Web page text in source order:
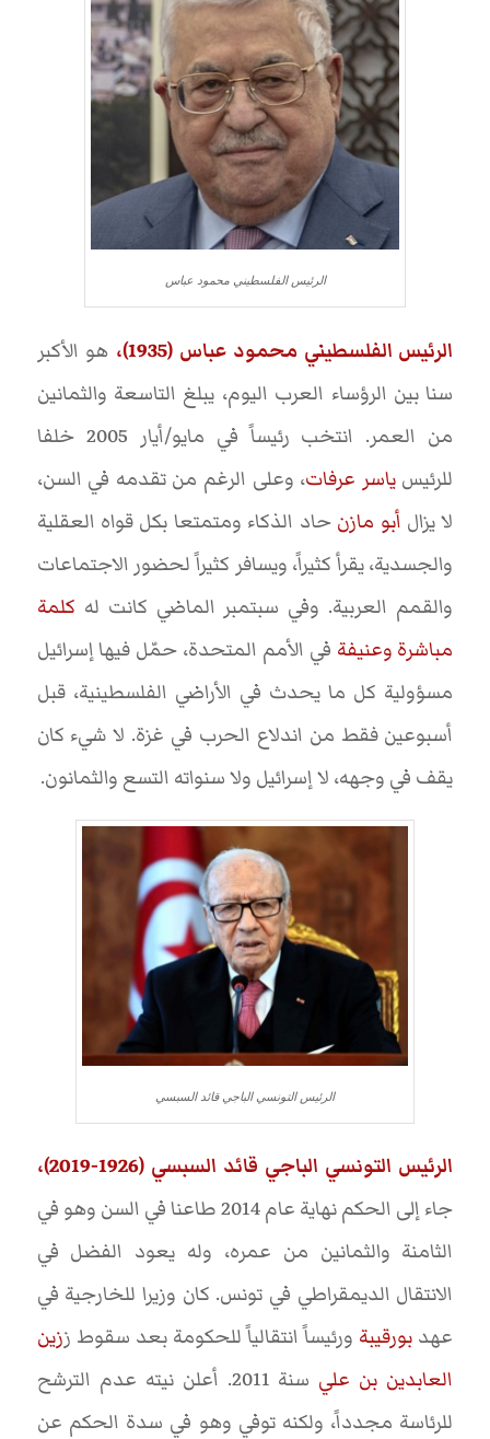
الرئيس الفلسطيني محمود عباس
الرئيس الفلسطيني محمود عباس (1935)،
هو الأكبر
سنا بين الرؤساء العرب اليوم، يبلغ التاسعة والثمانين
من العمر. انتخب رئيساً في مايو/أيار 2005 خلفا
للرئيسياسر عرفات، وعلى الرغم من تقدمه في السن،
لا يزال أبو مازن حاد الذكاء ومتمتعا بكل قواه العقلية
والجسدية، يقرأ كثيراً، ويسافر كثيراً لحضور الاجتماعات
والقمم العربية. وفي سبتمبر الماضي كانت له كلمة
مباشرة وعنيفة في الأمم المتحدة، حمّل فيها إسرائيل
مسؤولية كل ما يحدث في الأراضي الفلسطينية، قبل
أسبوعين فقط من اندلاع الحرب في غزة. لا شيء كان
يقف في وجهه، لا إسرائيل ولا سنواته التسع والثمانون.
الرئيس التونسي الباجي قائد السبسي
الرئيس التونسي الباجي قائد السبسي (1926-2019)،
جاء إلى الحكم نهاية عام 2014 طاعنا في السن وهو في
الثامنة والثمانين من عمره، وله يعود الفضل في
الانتقال الديمقراطي في تونس. كان وزيرا للخارجية في
عهد بورقيبة ورئيساً انتقالياً للحكومة بعد سقوط ززين
العابدين بن علي
سنة 2011. أعلن نيته عدم الترشح
للرئاسة مجدداً، ولكنه توفي وهو في سدة الحكم عن